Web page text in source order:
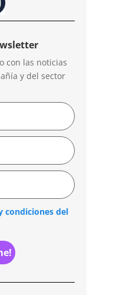
con las noticias
y del sector
condiciones del